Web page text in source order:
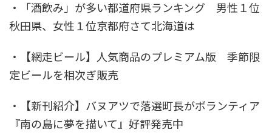
・「酒飲み」が多い都道府県ランキング 男性１位
秋田県、女性１位京都府さて北海道は
・【網走ビール】人気商品のプレミアム版 季節限
定ビールを相次ぎ販売
・【新刊紹介】バヌアツで落選町長がボランティア
『南の島に夢を描いて』好評発売中